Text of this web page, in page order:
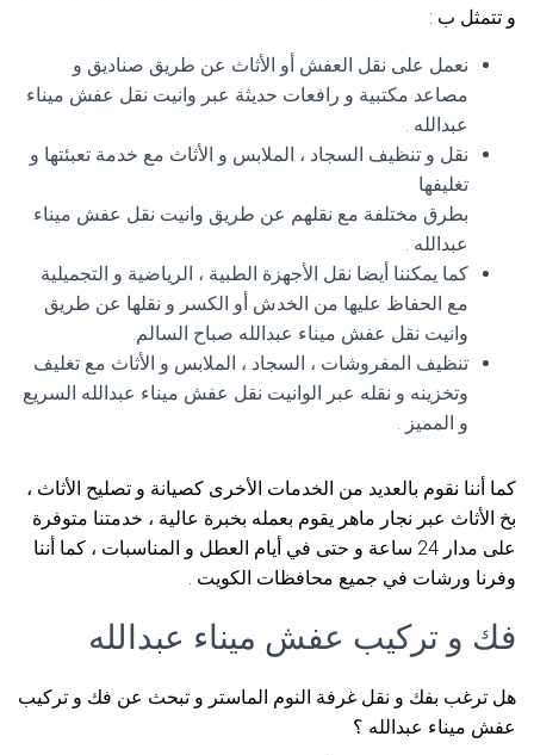
و تتمثل ب :
نعمل على نقل العفش أو الأثاث عن طريق صناديق و
مصاعد مكتبية و رافعات حديثة عبر وانيت نقل عفش ميناء
عبدالله .
نقل و تنظيف السجاد ، الملابس و الأثاث مع خدمة تعبئتها و
تغليفها
بطرق مختلفة مع نقلهم عن طريق وانيت نقل عفش ميناء
عبدالله .
كما يمكننا أيضا نقل الأجهزة الطبية ، الرياضية و التجميلية
مع الحفاظ عليها من الخدش أو الكسر و نقلها عن طريق
وانيت نقل عفش ميناء عبدالله صباح السالم.
تنظيف المفروشات ، السجاد ، الملابس و الأثاث مع تغليف
وتخزينه و نقله عبر الوانيت نقل عفش ميناء عبدالله السريع
و المميز .
كما أننا نقوم بالعديد من الخدمات الأخرى كصيانة و تصليح الأثاث ،
بخ الأثاث عبر نجار ماهر يقوم بعمله بخبرة عالية ، خدمتنا متوفرة
على مدار 24 ساعة و حتى في أيام العطل و المناسبات ، كما أننا
وفرنا ورشات في جميع محافظات الكويت .
فك و تركيب عفش ميناء عبدالله
هل ترغب بفك و نقل غرفة النوم الماستر و تبحث عن فك و تركيب
عفش ميناء عبدالله ؟